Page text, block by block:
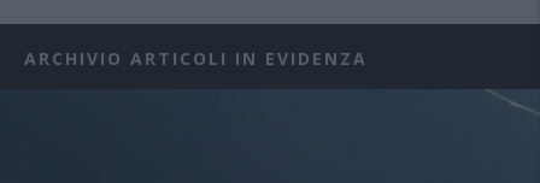
ARCHIVIO ARTICOLI IN EVIDENZA